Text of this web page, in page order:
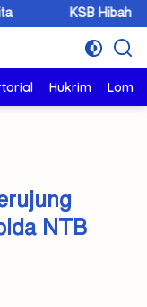
Hibah 5 Hektar Lahan,
Hukrim
NTB